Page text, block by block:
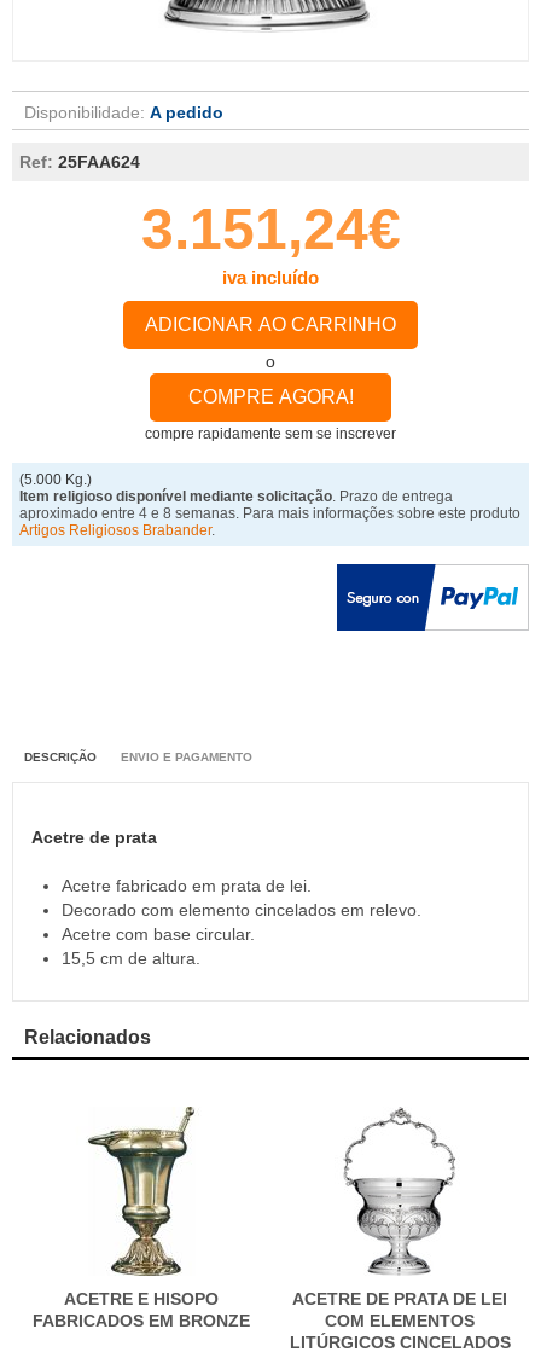
Disponibilidade: A pedido
Ref: 25FAA624
3.151,24€
iva incluído
ADICIONAR AO CARRINHO
o
COMPRE AGORA!
compre rapidamente sem se inscrever
(5.000 Kg.)
Item religioso disponível mediante solicitação . Prazo de entrega
aproximado entre 4 e 8 semanas. Para mais informações sobre este produto
Artigos Religiosos Brabander.
DESCRIÇÃO ENVIO E PAGAMENTO
Acetre de prata
Acetre fabricado em prata de lei.
Decorado com elemento cincelados em relevo.
Acetre com base circular.
15,5 cm de altura.
Relacionados
ACETRE E HISOPO
FABRICADOS EM BRONZE
ACETRE DE PRATA DE LEI
COM ELEMENTOS
LITÚRGICOS CINCELADOS